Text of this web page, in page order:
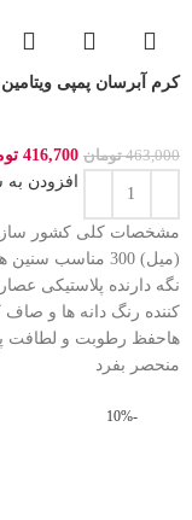
کرم آبرسان پمپی ویتامین C اوری وان 300 میل
463,000 تومان 416,700
افزودن
مشخصات کلی کشور
نگه دارنده پلاستیکی
کننده رنگ دانه ها و
هاحفظ رطوبت و لطافت
منحصر بفرد
-10%